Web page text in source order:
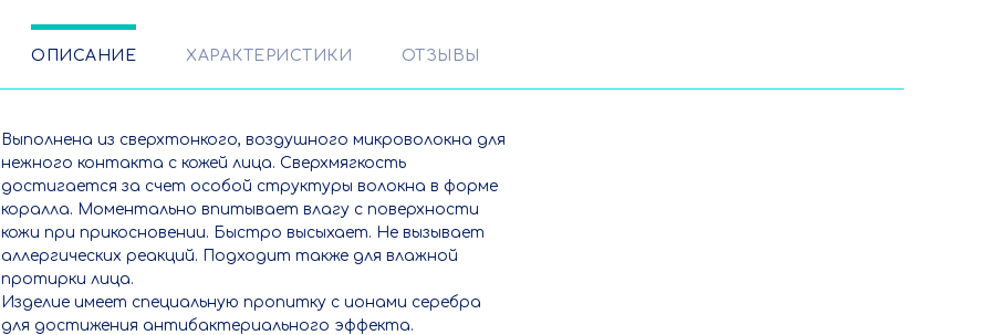
ОПИСАНИЕ ХАРАКТЕРИСТИКИ ОТЗЫВЫ
Выполнена из сверхтонкого, воздушного микроволокна для
нежного контакта с кожей лица. Сверхмягкость
достигается за счет особой структуры волокна в форме
коралла. Моментально впитывает влагу с поверхности
кожи при прикосновении. Быстро высыхает. Не вызывает
аллергических реакций. Подходит также для влажной
протирки лица.
Изделие имеет специальную пропитку с ионами серебра
для достижения антибактериального эффекта.